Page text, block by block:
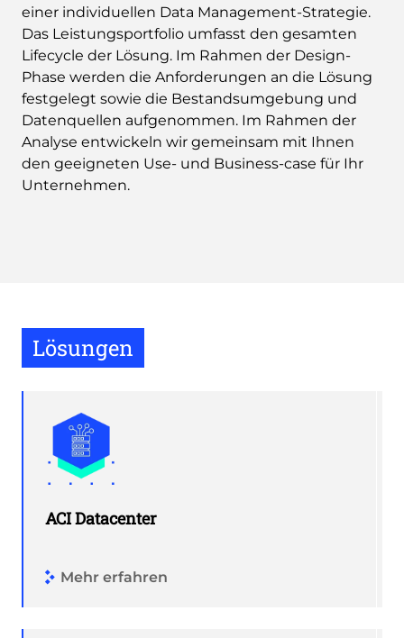
einer individuellen Data Management-Strategie.
Das Leistungsportfolio umfasst den gesamten
Lifecycle der Lösung. Im Rahmen der Design-
Phase werden die Anforderungen an die Lösung
festgelegt sowie die Bestandsumgebung und
Datenquellen aufgenommen. Im Rahmen der
Analyse entwickeln wir gemeinsam mit Ihnen
den geeigneten Use- und Business-case für Ihr
Unternehmen.
Lösungen
ACI Datacenter
Mehr erfahren